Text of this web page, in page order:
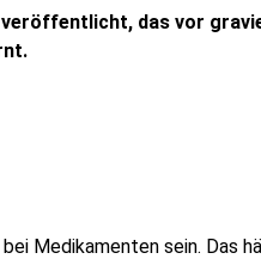
das vor
Medikamenten sein. Das